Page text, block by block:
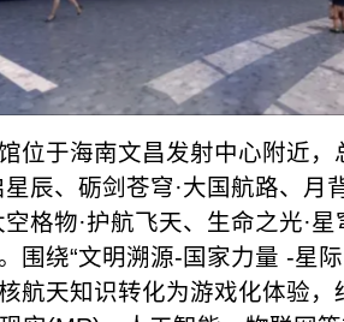
位于海南文昌发射中心附近
辰、砺剑苍穹·大国航路、月
格物·护航飞天、生命之光·
围绕“文明溯源-国家力量 -星
航天知识转化为游戏化体验